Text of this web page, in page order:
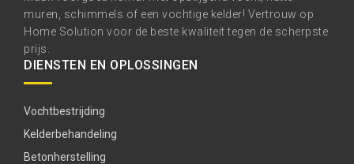
muren, schimmels of een vochtige kelder! Vertrouw op
Home Solution voor de beste kwaliteit tegen de scherpste
prijs.
DIENSTEN EN OPLOSSINGEN
Vochtbestrijding
Kelderbehandeling
Betonherstelling